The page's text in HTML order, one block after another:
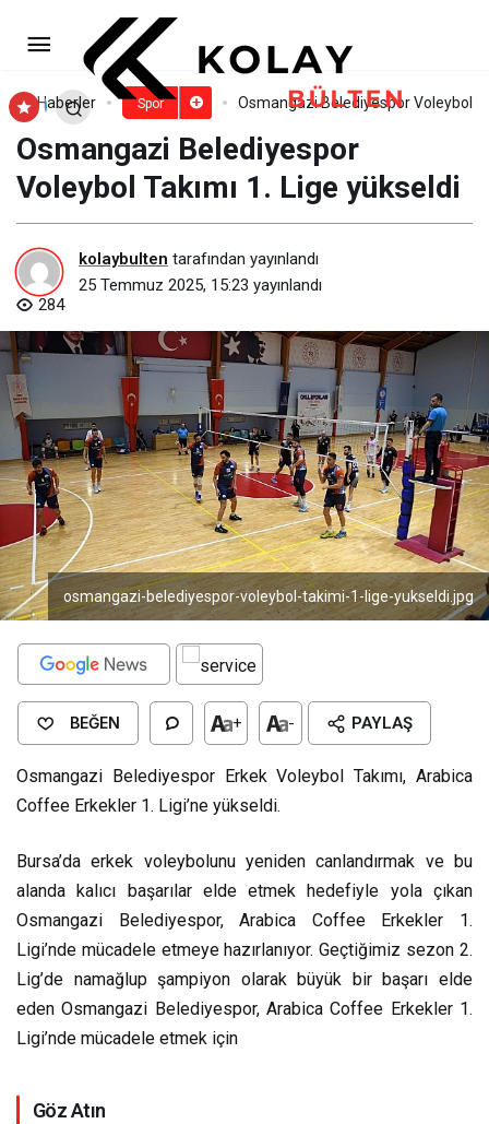
Haberler Spor Osmangazi Belediyespor Voleybol
Osmangazi Belediyespor
Voleybol Takımı 1. Lige yükseldi
kolaybulten tarafından yayınlandı
25 Temmuz 2025, 15:23 yayınlandı
284
osmangazi-belediyespor-voleybol-takimi-1-lige-yukseldi.jpg
BEĞEN + - PAYLAŞ
Osmangazi Belediyespor Erkek Voleybol Takımı, Arabica
Coffee Erkekler 1. Ligi’ne yükseldi.
Bursa’da erkek voleybolunu yeniden canlandırmak ve bu
alanda kalıcı başarılar elde etmek hedefiyle yola çıkan
Osmangazi Belediyespor, Arabica Coffee Erkekler 1.
Ligi’nde mücadele etmeye hazırlanıyor. Geçtiğimiz sezon 2.
Lig’de namağlup şampiyon olarak büyük bir başarı elde
eden Osmangazi Belediyespor, Arabica Coffee Erkekler 1.
Ligi’nde mücadele etmek için
Göz Atın
Filenin Sultanlarına
Kahramankazan’dan Tam Destek
Yorum Yap Paylaş